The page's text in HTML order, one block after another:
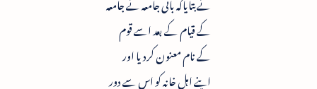
کے قیام کے بعد اسے قوم
کے نام معنون کردیا اور
اپنے اہل خانہ کو اس سے دور